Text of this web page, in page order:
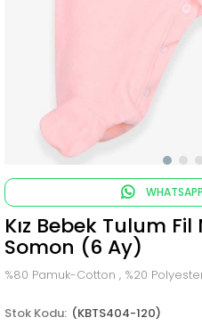
Kız Bebek Tulum Fil
Somon (6 Ay)
%80 Pamuk-Cotton , %20
(KBTS404-120)